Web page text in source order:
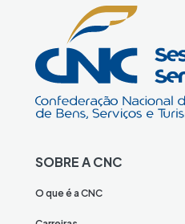
SOBRE A CNC
O que é a CNC